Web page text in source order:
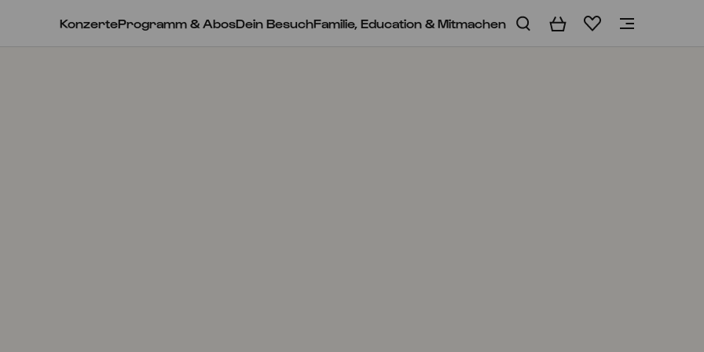
KonzerteProgramm & AbosDein BesuchFamilie, Education & Mitmachen WarenkorbMerkliste